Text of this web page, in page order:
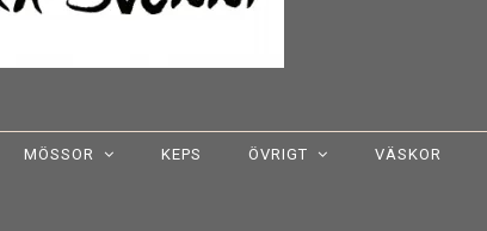
MÖSSOR KEPS ÖVRIGT VÄSKOR